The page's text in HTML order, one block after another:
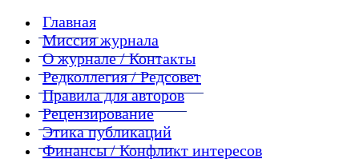
Главная
Миссия журнала
О журнале / Контакты
Редколлегия / Редсовет
Правила для авторов
Рецензирование
Этика публикаций
Финансы / Конфликт интересов